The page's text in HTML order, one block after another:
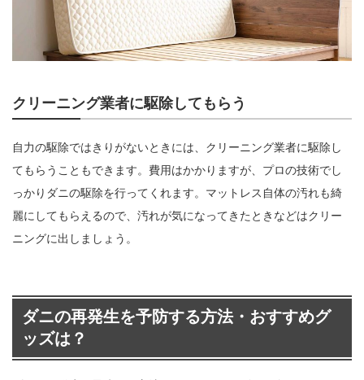
クリーニング業者に駆除してもらう
自力の駆除ではきりがないときには、クリーニング業者に駆除し
てもらうこともできます。費用はかかりますが、プロの技術でし
っかりダニの駆除を行ってくれます。マットレス自体の汚れも綺
麗にしてもらえるので、汚れが気になってきたときなどはクリー
ニングに出しましょう。
ダニの再発生を予防する方法・おすすめグ
ッズは？